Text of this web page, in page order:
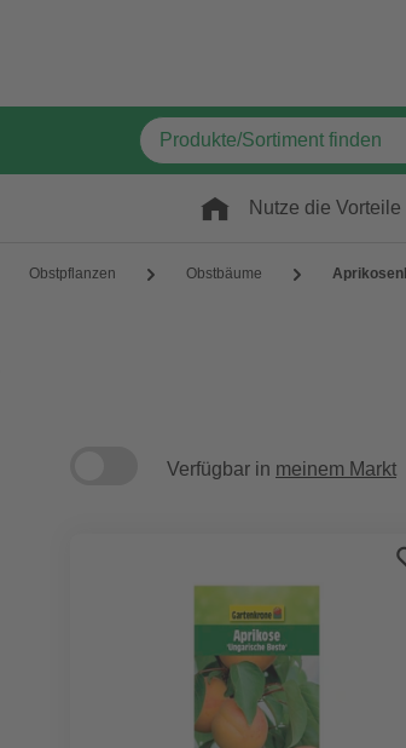
Nutze die Vorteile
Obstpflanzen Obstbäume
Verfügbar in meinem Markt